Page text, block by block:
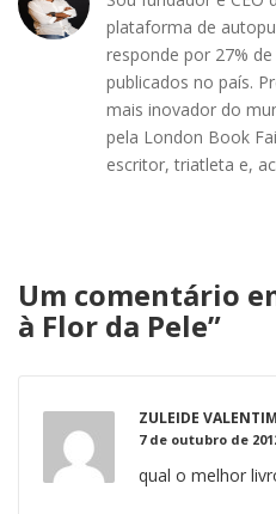
plataforma de
responde por 27%
publicados no país.
mais inovador do
pela London Book
escritor, triatleta e,
Um comentário
à Flor da Pele”
ZULEIDE VALENTIM
7 de outubro de
qual o melhor